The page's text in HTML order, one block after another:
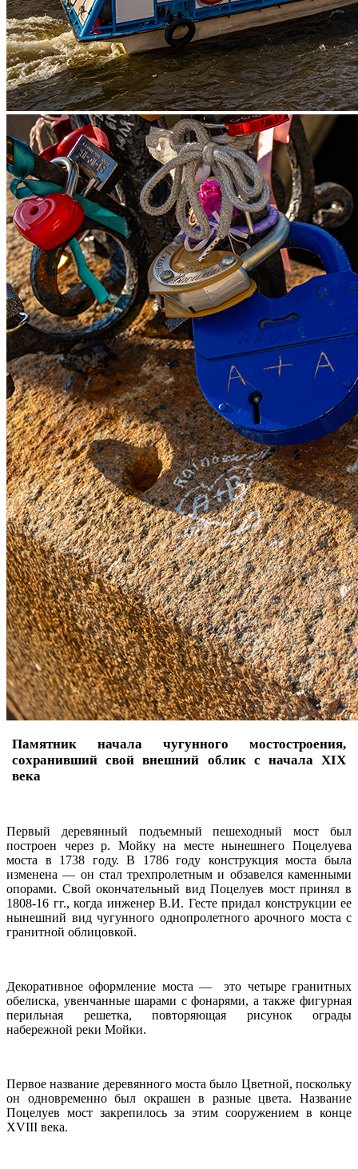
Памятник начала чугунного мостостроения,
сохранивший свой внешний облик с начала XIX
века
Первый деревянный подъемный пешеходный мост был
построен через р. Мойку на месте нынешнего Поцелуева
моста в 1738 году. В 1786 году конструкция моста была
изменена — он стал трехпролетным и обзавелся каменными
опорами. Свой окончательный вид Поцелуев мост принял в
1808-16 гг., когда инженер В.И. Гесте придал конструкции ее
нынешний вид чугунного однопролетного арочного моста с
гранитной облицовкой.
Декоративное оформление моста — это четыре гранитных
обелиска, увенчанные шарами с фонарями, а также фигурная
перильная решетка, повторяющая рисунок ограды
набережной реки Мойки.
Первое название деревянного моста было Цветной, поскольку
он одновременно был окрашен в разные цвета. Название
Поцелуев мост закрепилось за этим сооружением в конце
XVIII века.